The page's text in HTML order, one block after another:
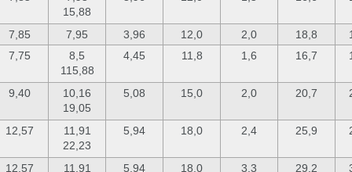
15,88
7,85 7,95 3,96 12,0 2,0 18,8
7,75
8,5
115,88
4,45 11,8 1,6 16,7
9,40
10,16
19,05
5,08 15,0 2,0 20,7
12,57
11,91
22,23
5,94 18,0 2,4 25,9
12,57 11,91 5,94 18,0 3,3 29,2